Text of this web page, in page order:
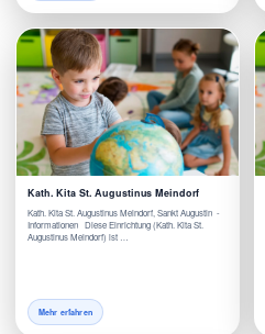
Kath. Kita St. Augustinus Meindorf
Kath. Kita St. Augustinus Meindorf, Sankt Augustin -
Informationen Diese Einrichtung (Kath. Kita St.
Augustinus Meindorf) ist …
Mehr erfahren